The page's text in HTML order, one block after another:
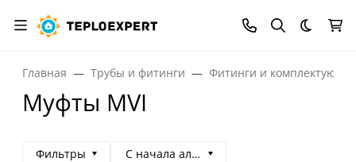
Темная
Главная Трубы и фитинги Фитинги и
Муфты MVI
Фильтры С начала алфавита